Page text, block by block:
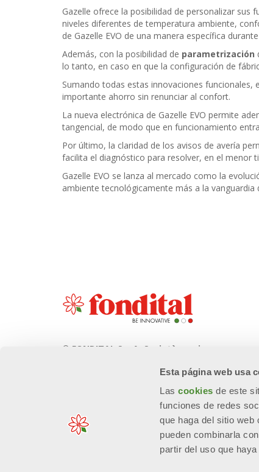
Esta página web usa
Lascookiesde este
funciones de redes
que haga del sitio
pueden combinarla
partir del uso que
Gazelle ofrece la posibilidad de personalizar sus
niveles diferentes de temperatura ambiente,
de Gazelle EVO de una manera específica
Además, con la posibilidad de parametrización
lo tanto, en caso en que la configuración de
Sumando todas estas innovaciones
importante ahorro sin renunciar al confort.
La nueva electrónica de Gazelle EVO permite
tangencial, de modo que en funcionamiento
Por último, la claridad de los avisos de avería
facilita el diagnóstico para resolver, en el menor
Gazelle EVO se lanza al mercado como la
ambiente tecnológicamente más a la vanguardia
© FONDITAL S.p.A. Società a unico
Sede Legale e Amministrativa
Via Cerreto, 40 - 25079 VOBARNO